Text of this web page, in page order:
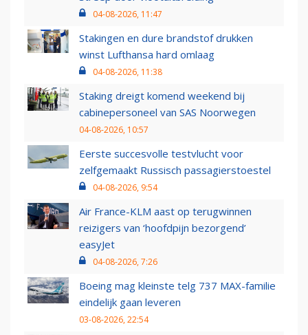
04-08-2026, 11:47
Stakingen en dure brandstof drukken
winst Lufthansa hard omlaag
04-08-2026, 11:38
Staking dreigt komend weekend bij
cabinepersoneel van SAS Noorwegen
04-08-2026, 10:57
Eerste succesvolle testvlucht voor
zelfgemaakt Russisch passagierstoestel
04-08-2026, 9:54
Air France-KLM aast op terugwinnen
reizigers van ‘hoofdpijn bezorgend’
easyJet
04-08-2026, 7:26
Boeing mag kleinste telg 737 MAX-familie
eindelijk gaan leveren
03-08-2026, 22:54